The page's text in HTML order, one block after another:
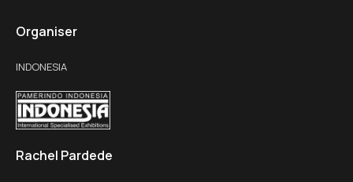
Organiser
INDONESIA
Rachel Pardede